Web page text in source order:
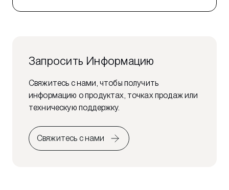
Запросить Информацию
Свяжитесь с нами, чтобы получить
информацию о продуктах, точках продаж или
техническую поддержку.
Свяжитесь с нами